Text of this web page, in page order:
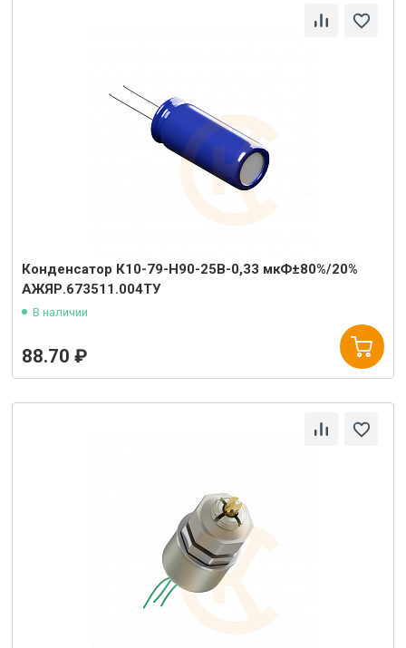
Конденсатор К10-79-Н90-25В-0,33 мкФ±80%/20%
АЖЯР.673511.004ТУ
В наличии
88.70 ₽